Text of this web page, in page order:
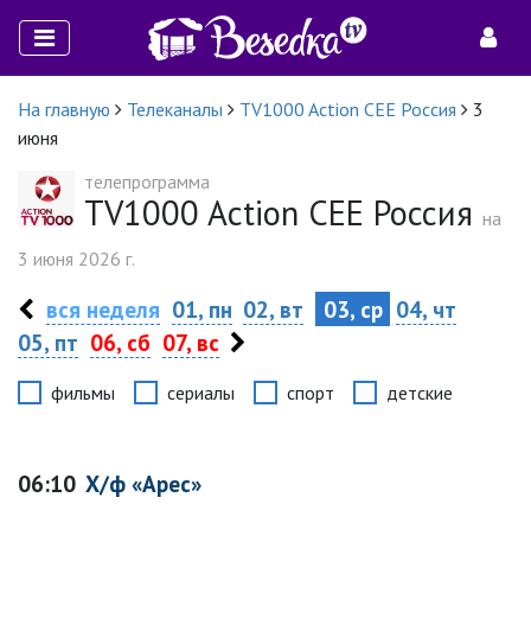
На главную Телеканалы TV1000 Action CEE Россия
3
июня
телепрограмма
TV1000 Action CEE Россия на
3 июня 2026 г.
вся неделя 01, пн 02, вт 03, ср 04, чт
05, пт 06, сб 07, вс
фильмы сериалы спорт детские
06:10 Х/ф «Арес»